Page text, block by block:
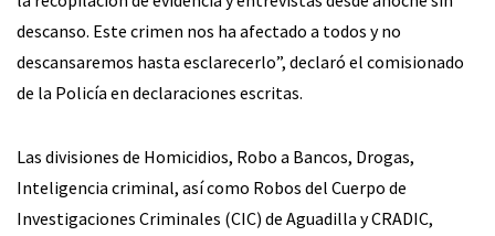
descanso. Este crimen nos ha afectado a todos y no
descansaremos hasta esclarecerlo”, declaró el comisionado
de la Policía en declaraciones escritas.
Las divisiones de Homicidios, Robo a Bancos, Drogas,
Inteligencia criminal, así como Robos del Cuerpo de
Investigaciones Criminales (CIC) de Aguadilla y CRADIC,